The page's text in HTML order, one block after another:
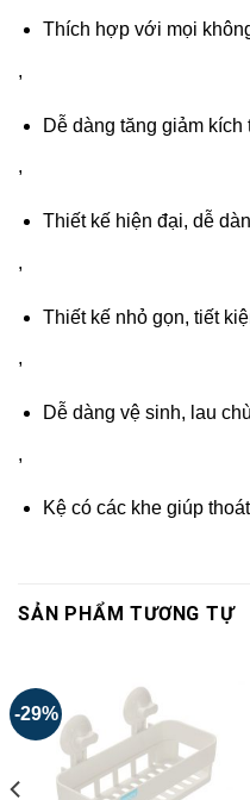
Thích hợp với mọi
,
Dễ dàng tăng giảm
,
Thiết kế hiện đại, dễ
,
Thiết kế nhỏ gọn, tiết
,
Dễ dàng vệ sinh, lau
,
Kệ có các khe giúp
SẢN PHẨM TƯƠNG TỰ
-29%